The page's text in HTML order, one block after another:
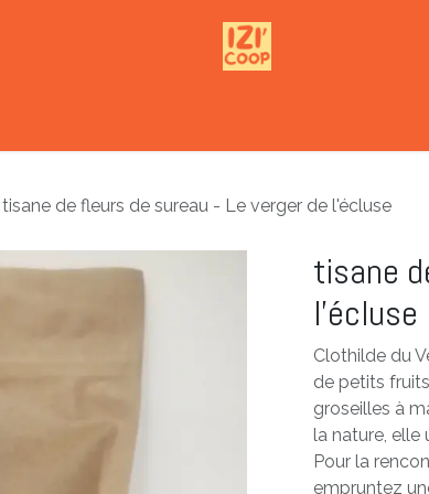
tisane de fleurs de sureau - Le verger de l'écluse
tisane
l'écluse
Clothilde du
de petits
groseilles à
la nature, elle
Pour la
empruntez